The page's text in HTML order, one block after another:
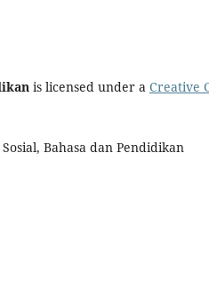
is licensed under a Creative
Bahasa dan Pendidikan